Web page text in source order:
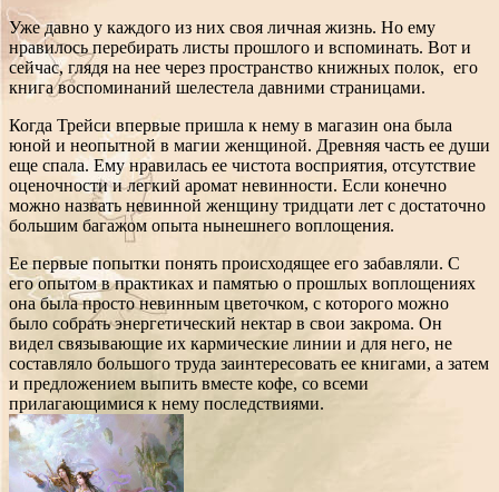
Уже давно у каждого из них своя личная жизнь. Но ему
нравилось перебирать листы прошлого и вспоминать. Вот и
сейчас, глядя на нее через пространство книжных полок, его
книга воспоминаний шелестела давними страницами.
Когда Трейси впервые пришла к нему в магазин она была
юной и неопытной в магии женщиной. Древняя часть ее души
еще спала. Ему нравилась ее чистота восприятия, отсутствие
оценочности и легкий аромат невинности. Если конечно
можно назвать невинной женщину тридцати лет с достаточно
большим багажом опыта нынешнего воплощения.
Ее первые попытки понять происходящее его забавляли. С
его опытом в практиках и памятью о прошлых воплощениях
она была просто невинным цветочком, с которого можно
было собрать энергетический нектар в свои закрома. Он
видел связывающие их кармические линии и для него, не
составляло большого труда заинтересовать ее книгами, а затем
и предложением выпить вместе кофе, со всеми
прилагающимися к нему последствиями.